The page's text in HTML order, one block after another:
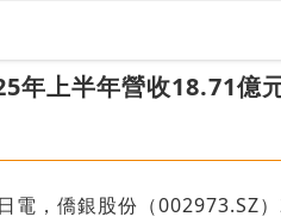
年上半年營收18.71億
電，僑銀股份（002973.SZ